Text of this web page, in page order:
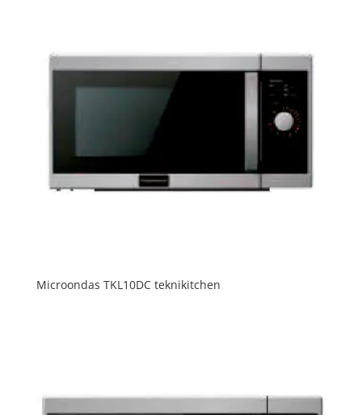
Microondas TKL10DC teknikitchen